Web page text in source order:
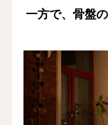
一方で、骨盤